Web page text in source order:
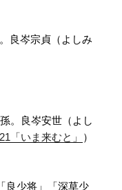
良岑宗貞（よしみ
。良岑安世（よし
21「いま来むと」
）
良少将」「深草少